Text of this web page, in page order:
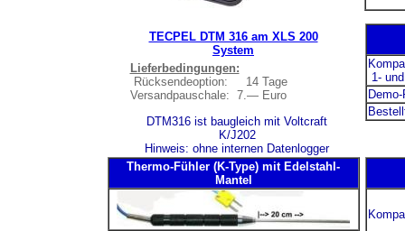
1-
TECPEL DTM 316 am XLS 200
System
Lieferbedingungen:
Rücksendeoption: 14 Tage
Versandpauschale: 7.— Euro
DTM316 ist baugleich mit Voltcraft
K/J202
Hinweis: ohne internen Datenlogger
Thermo-Fühler (K-Type) mit Edelstahl-
Mantel